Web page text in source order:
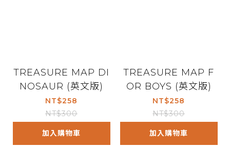
TREASURE MAP DI
NOSAUR (英文版)
NT$258
NT$300
加入購物車
TREASURE MAP F
OR BOYS (英文版)
NT$258
NT$300
加入購物車